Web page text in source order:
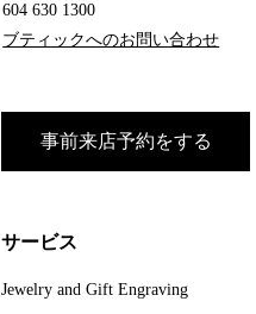
604 630 1300
ブティックへのお問い合わせ
事前来店予約をする
サービス
Jewelry and Gift Engraving